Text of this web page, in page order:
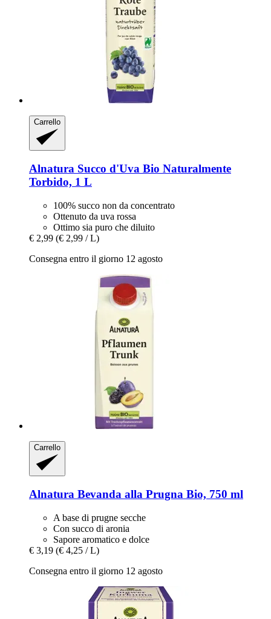
Carrello
Alnatura Succo d'Uva Bio Naturalmente
Torbido, 1 L
100% succo non da concentrato
Ottenuto da uva rossa
Ottimo sia puro che diluito
€ 2,99 (€ 2,99 / L)
Consegna entro il giorno 12 agosto
Carrello
Alnatura Bevanda alla Prugna Bio, 750 ml
A base di prugne secche
Con succo di aronia
Sapore aromatico e dolce
€ 3,19 (€ 4,25 / L)
Consegna entro il giorno 12 agosto